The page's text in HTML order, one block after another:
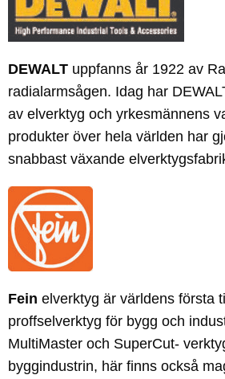
DEWALT uppfanns år 1922 av
radialarmsågen. Idag har
av elverktyg och yrkesmännens
produkter över hela världen har
snabbast växande
Fein elverktyg är världens första
proffselverktyg för bygg och
MultiMaster och SuperCut-
byggindustrin, här finns också